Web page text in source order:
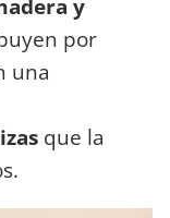
y
por
una
que la